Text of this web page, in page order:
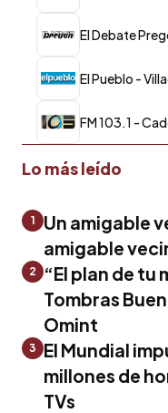
El Debate
El Pueblo -
FM 103.1 -
Lo más leído
1
Un amigable
amigable
2
“El plan de tu
Tombras
Omint
3
El Mundial
millones de
TVs